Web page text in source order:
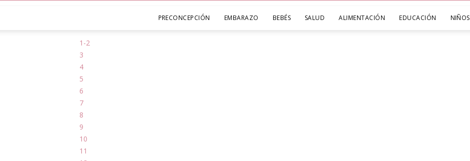
PRECONCEPCIÓN EMBARAZO BEBÉS SALUD ALIMENTACIÓN EDUCACIÓN NIÑOS
1-2
3
4
5
6
7
8
9
10
11